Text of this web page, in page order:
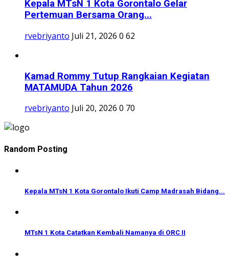
Kepala MTsN 1 Kota Gorontalo Gelar
Pertemuan Bersama Orang...
rvebriyanto Juli 21, 2026 0 62
Kamad Rommy Tutup Rangkaian Kegiatan
MATAMUDA Tahun 2026
rvebriyanto Juli 20, 2026 0 70
Random Posting
Kepala MTsN 1 Kota Gorontalo Ikuti Camp Madrasah Bidang...
MTsN 1 Kota Catatkan Kembali Namanya di ORC II